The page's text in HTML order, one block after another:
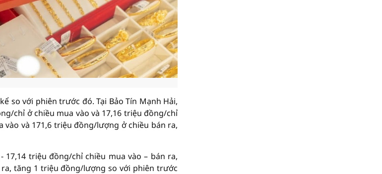
so với phiên trước đó. Tại Bảo Tín Mạnh Hải,
chỉ ở chiều mua vào và 17,16 triệu đồng/chỉ
và 171,6 triệu đồng/lượng ở chiều bán ra,
17,14 triệu đồng/chỉ chiều mua vào – bán ra,
tăng 1 triệu đồng/lượng so với phiên trước